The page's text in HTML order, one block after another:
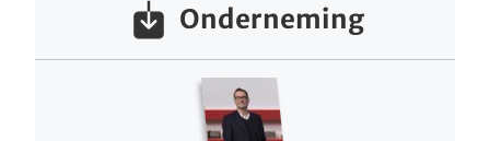
Onderneming